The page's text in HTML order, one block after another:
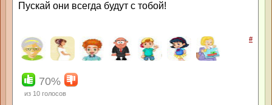
Пускай они всегда будут с тобой!
#
70%
из 10 голосов